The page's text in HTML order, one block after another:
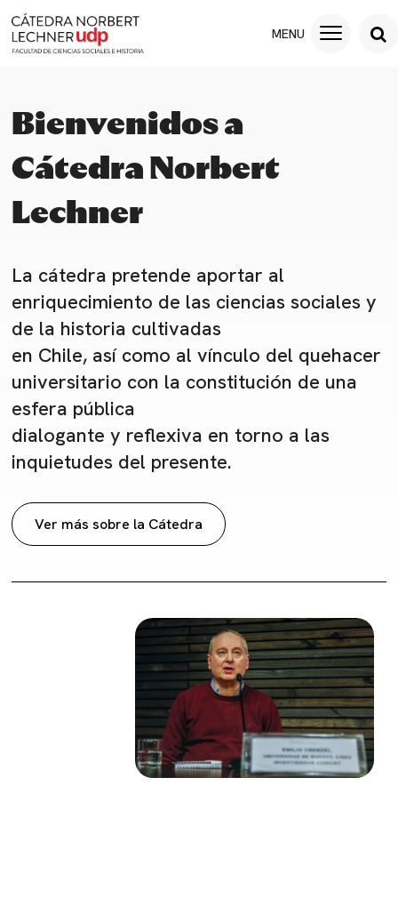
Bienvenidos a
Cátedra Norbert
Lechner
La cátedra pretende aportar al
enriquecimiento de las ciencias sociales y
de la historia cultivadas
en Chile, así como al vínculo del quehacer
universitario con la constitución de una
esfera pública
dialogante y reflexiva en torno a las
inquietudes del presente.
Ver más sobre la Cátedra